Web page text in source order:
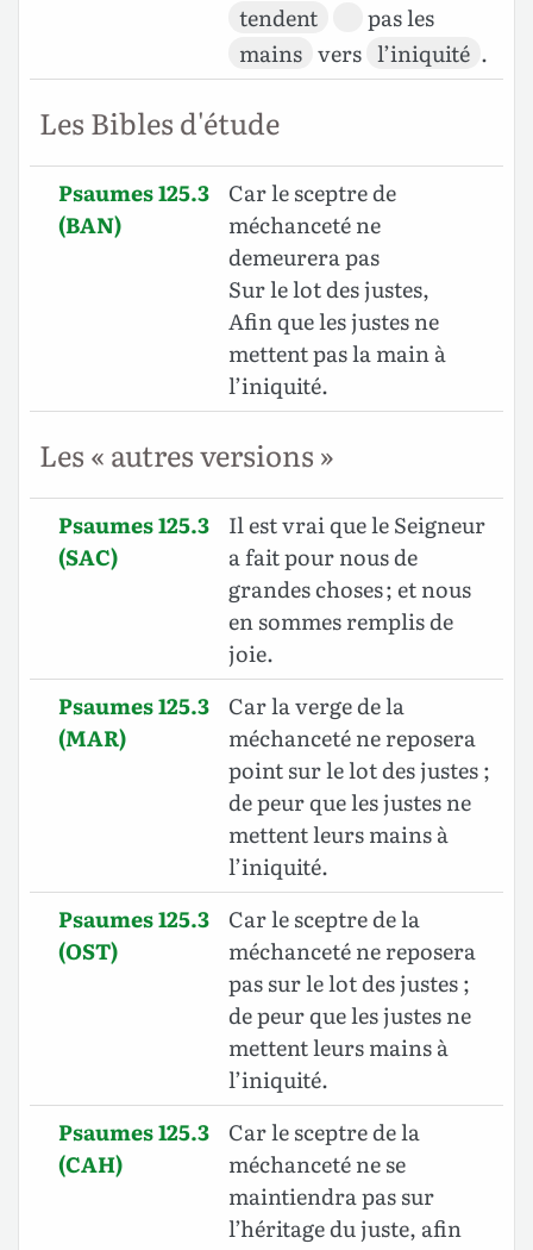
tendent
pas les
mains vers l’iniquité .
Les Bibles d'étude
Psaumes 125.3
(BAN)
Car le sceptre de
méchanceté ne
demeurera pas
Sur le lot des justes,
Afin que les justes ne
mettent pas la main à
l’iniquité.
Les « autres versions »
Psaumes 125.3
(SAC)
Il est vrai que le Seigneur
a fait pour nous de
grandes choses ; et nous
en sommes remplis de
joie.
Psaumes 125.3
(MAR)
Car la verge de la
méchanceté ne reposera
point sur le lot des justes ;
de peur que les justes ne
mettent leurs mains à
l’iniquité.
Psaumes 125.3
(OST)
Car le sceptre de la
méchanceté ne reposera
pas sur le lot des justes ;
de peur que les justes ne
mettent leurs mains à
l’iniquité.
Psaumes 125.3
(CAH)
Car le sceptre de la
méchanceté ne se
maintiendra pas sur
l’héritage du juste, afin